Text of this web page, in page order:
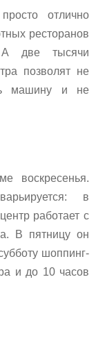
отлично
ресторанов
А две тысячи
позволят не
машину и не
воскресенья.
в
работает с
В пятницу он
шоппинг-
и до 10 часов